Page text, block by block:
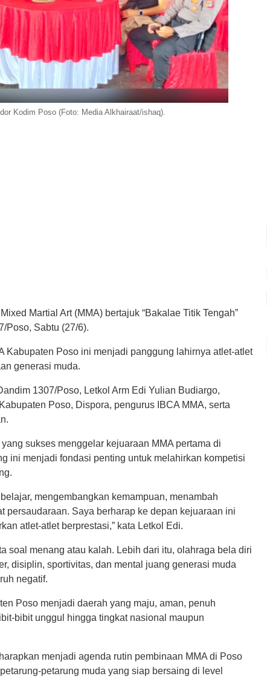
Kodim Poso (Foto: Media Alkhairaat/ishaq).
Martial Art (MMA) bertajuk “Bakalae Titik Tengah”
Poso, Sabtu (27/6).
Kabupaten Poso ini menjadi panggung lahirnya atlet-atlet
generasi muda.
1307/Poso, Letkol Arm Edi Yulian Budiargo,
Poso, Dispora, pengurus IBCA MMA, serta
sukses menggelar kejuaraan MMA pertama di
ini menjadi fondasi penting untuk melahirkan kompetisi
mengembangkan kemampuan, menambah
persaudaraan. Saya berharap ke depan kejuaraan ini
atlet-atlet berprestasi,” kata Letkol Edi.
soal menang atau kalah. Lebih dari itu, olahraga bela diri
disiplin, sportivitas, dan mental juang generasi muda
negatif.
Poso menjadi daerah yang maju, aman, penuh
bibit unggul hingga tingkat nasional maupun
menjadi agenda rutin pembinaan MMA di Poso
petarung muda yang siap bersaing di level